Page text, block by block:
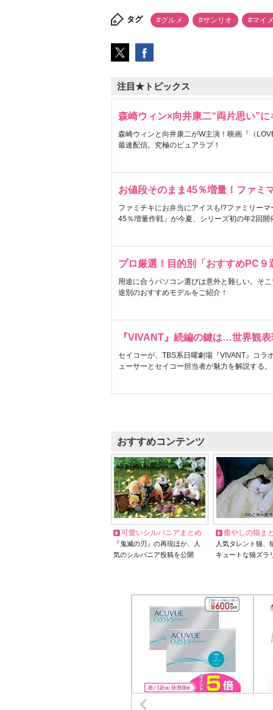
タグ #グルメ #サンリオ #マイ
注目★トピックス
森崎ウィン×向井康二“両片思い”
森崎ウィンと向井康二がW主演！映画『（
最速配信。究極のピュアラブ！
お値段そのまま45％増量！ファミ
ファミチキにお弁当にアイスも!?ファミリー
45％増量作戦」が今夏、シリーズ初の年2回開
プロ厳選！目的別「おすすめPC９
用途に合うパソコン選びは意外と難しい。そ
途別のおすすめモデルをご紹介！
『VIVANT』続編の鍵は…世界観
セイコーが、TBS系日曜劇場『VIVANT』コラ
ューサーとセイコー担当者が魅力を解説する。
おすすめコンテンツ
可愛いシルバニアまとめ
『鬼滅の刃』の再現ほか、人
気のシルバニア投稿を公開
癒やしの猫ま
人気タレント猫
キュートな猫ズラ